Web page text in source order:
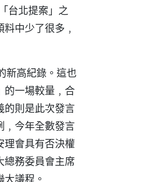
台北提案」之
中少了很多﹐
新高紀錄。這也
的一場較量﹐合
的則是此次發言
﹐今年全數發言
理會具有否決權
總務委員會主席
議程。